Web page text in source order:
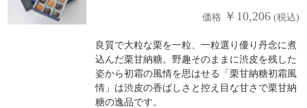
価格 ￥10,206(税込)
良質で大粒な栗を一粒、一粒選り優り丹念に煮
込んだ栗甘納糖。野趣そのままに渋皮を残した
姿から初霜の風情を思はせる「栗甘納糖初霜風
情」は渋皮の香ばしさと控え目な甘さで栗甘納
糖の逸品です。